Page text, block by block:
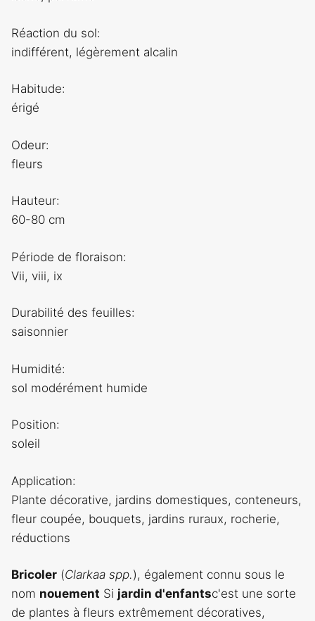
Réaction du sol:
indifférent, légèrement alcalin
Habitude:
érigé
Odeur:
fleurs
Hauteur:
60-80 cm
Période de floraison:
Vii, viii, ix
Durabilité des feuilles:
saisonnier
Humidité:
sol modérément humide
Position:
soleil
Application:
Plante décorative, jardins domestiques, conteneurs,
fleur coupée, bouquets, jardins ruraux, rocherie,
réductions
Bricoler (Clarkaa spp.), également connu sous le
nom nouement Si jardin d'enfantsc'est une sorte
de plantes à fleurs extrêmement décoratives,